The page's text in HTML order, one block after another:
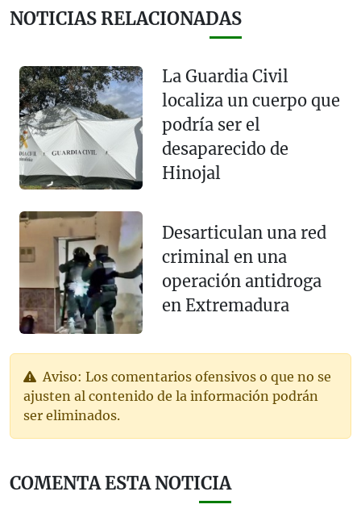
NOTICIAS RELACIONADAS
La Guardia Civil
localiza un cuerpo que
podría ser el
desaparecido de
Hinojal
Desarticulan una red
criminal en una
operación antidroga
en Extremadura
Aviso: Los comentarios ofensivos o que no se
ajusten al contenido de la información podrán
ser eliminados.
COMENTA ESTA NOTICIA